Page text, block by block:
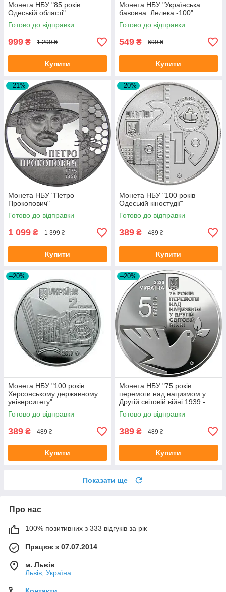
Монета НБУ "85 років
Одеській області"
Готово до відправки
999 ₴ 1 299 ₴
Купити
Монета НБУ "Українська
бавовна. Лелека -100"
Готово до відправки
549 ₴ 699 ₴
Купити
–21%
Монета НБУ "Петро
Прокопович"
Готово до відправки
1 099 ₴ 1 399 ₴
Купити
–20%
Монета НБУ "100 років
Одеській кіностудії"
Готово до відправки
389 ₴ 489 ₴
Купити
–20%
Монета НБУ "100 років
Херсонському державному
університету"
Готово до відправки
389 ₴ 489 ₴
Купити
–20%
Монета НБУ "75 років
перемоги над нацизмом у
Другій світовій війні 1939 -
1945 років"
Готово до відправки
389 ₴ 489 ₴
Купити
Показати ще
Про нас
100% позитивних з 333 відгуків за рік
Працює з 07.07.2014
м. Львів
Львів, Україна